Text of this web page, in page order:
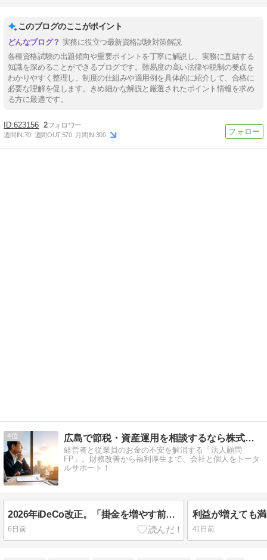
このブログのここがポイント
実務に役立つ最新資格試験対策解説
各種資格試験の出題傾向や重要ポイントを丁寧に解説し、実務に直結する
知識を深めることができるブログです。難易度の高い法律や税制の要点を
わかりやすく整理し、制度の仕組みや適用例を具体的に紹介して、合格に
必要な理解を促します。きめ細かな解説と厳選されたポイント情報を求め
る方に最適です。
623156 2
週間IN:70 週間OUT:570 月間IN:300
4 広島で節税・資産運用を相談するなら株式会社グッドウェル
経営者と従業員のお金の不安を解消する「法人顧問
FP」。財務改善から福利厚生まで、会社と個人をトータ
ルサポート！
2026年iDeCo改正。「掛金を増やす前」に社長が考えるべきこと
6日前 41日前